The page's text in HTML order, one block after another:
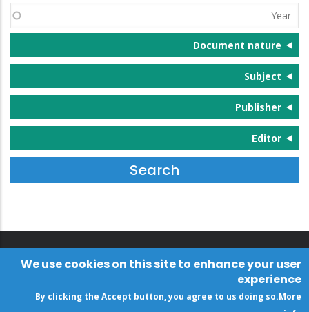
Year
Document nature
Subject
Publisher
Editor
We use cookies on this site to enhance your user
experience
By clicking the Accept button, you agree to us doing so.More